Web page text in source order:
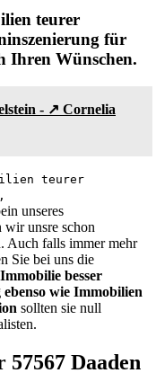
teurer
für
Ihren Wünschen.
- ↗️ Cornelia
teurer
unseres
wir unsre schon
Auch falls immer mehr
Sie bei uns die
Immobilie besser
wie Immobilien
sollten sie null
Daaden